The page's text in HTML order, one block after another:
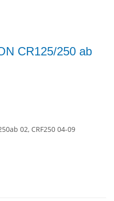
CR125/250 ab
02, CRF250 04-09